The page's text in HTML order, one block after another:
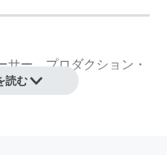
ー、プロダクション・
読む